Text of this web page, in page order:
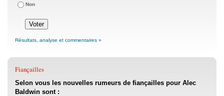
Non
Résultats, analyse et commentaires »
Fiançailles
Selon vous les nouvelles rumeurs de fiançailles pour Alec
Baldwin sont :